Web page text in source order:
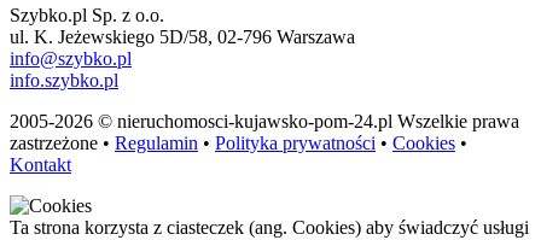
Szybko.pl Sp. z o.o.
ul. K. Jeżewskiego 5D/58, 02-796 Warszawa
info@szybko.pl
info.szybko.pl
2005-2026 © nieruchomosci-kujawsko-pom-24.pl Wszelkie prawa
zastrzeżone • Regulamin • Polityka prywatności • Cookies •
Kontakt
Ta strona korzysta z ciasteczek (ang. Cookies) aby świadczyć usługi